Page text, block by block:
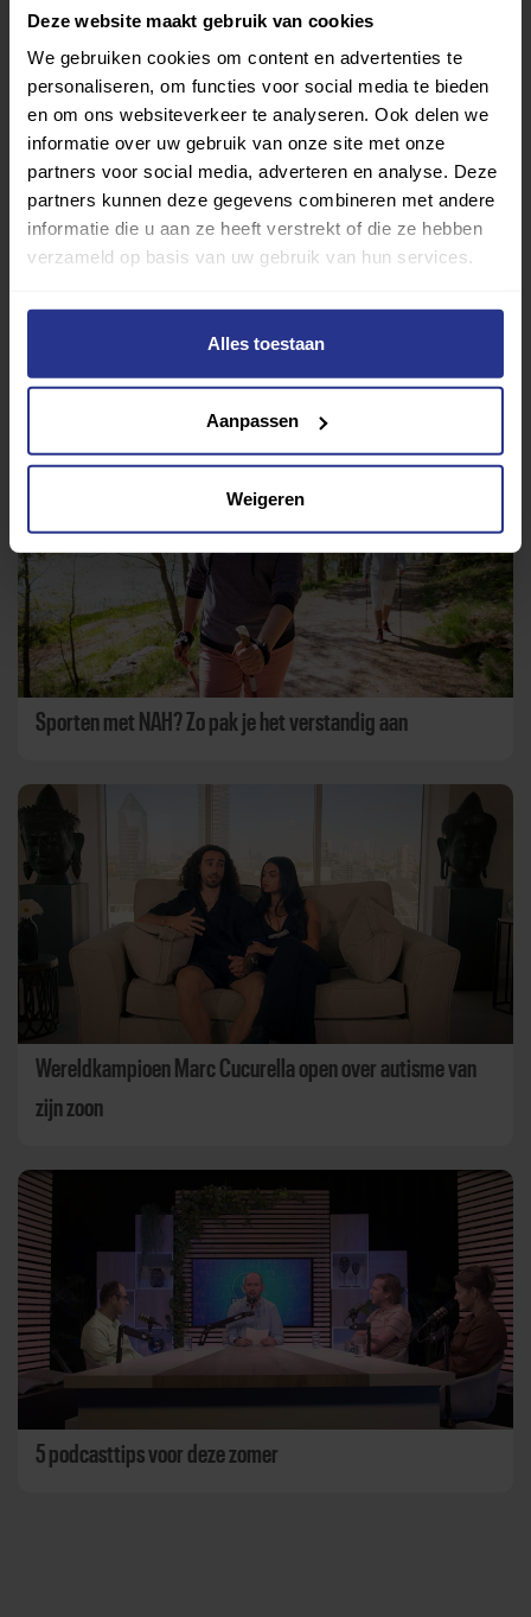
Deze website maakt gebruik van cookies
We gebruiken cookies om content en advertenties te
personaliseren, om functies voor social media te bieden
en om ons websiteverkeer te analyseren. Ook delen we
informatie over uw gebruik van onze site met onze
partners voor social media, adverteren en analyse. Deze
partners kunnen deze gegevens combineren met andere
informatie die u aan ze heeft verstrekt of die ze hebben
verzameld op basis van uw gebruik van hun services.
Alles toestaan
Aanpassen
Weigeren
Verder lezen over
Esports
Lifestyle Tech Tips & tricks
Sporten met NAH? Zo pak je het verstandig aan
Wereldkampioen Marc Cucurella open over autisme van
zijn zoon
5 podcasttips voor deze zomer